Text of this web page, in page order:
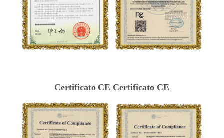
Certificato CE Certificato CE